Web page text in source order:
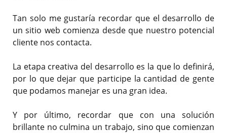
Tan solo me gustaría recordar que el desarrollo de
un sitio web comienza desde que nuestro potencial
cliente nos contacta.
La etapa creativa del desarrollo es la que lo definirá,
por lo que dejar que participe la cantidad de gente
que podamos manejar es una gran idea.
Y por último, recordar que con una solución
brillante no culmina un trabajo, sino que comienzan